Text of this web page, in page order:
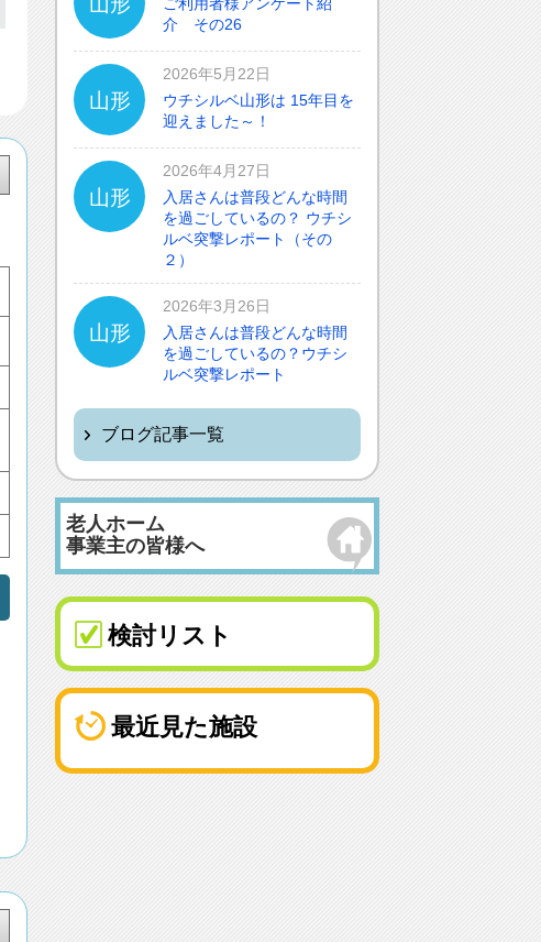
介 その26
山形
2026年5月22日
ウチシルベ山形は 15年目を
迎えました～！
山形
2026年4月27日
入居さんは普段どんな時間
を過ごしているの？ ウチシ
ルベ突撃レポート（その
２）
山形
2026年3月26日
入居さんは普段どんな時間
を過ごしているの？ウチシ
ルベ突撃レポート
ブログ記事一覧
老人ホーム
事業主の皆様へ
検討リスト
最近見た施設